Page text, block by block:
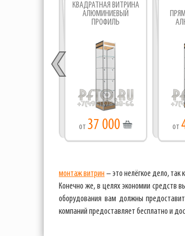
КВАДРАТНАЯ ВИТРИНА
АЛЮМИНИЕВЫЙ
ПРОФИЛЬ
от 37 000 от
монтаж витрин – это нелёгкое дело,
Конечно же, в целях экономии средств
оборудования вам должны
компаний предоставляет бесплатно и